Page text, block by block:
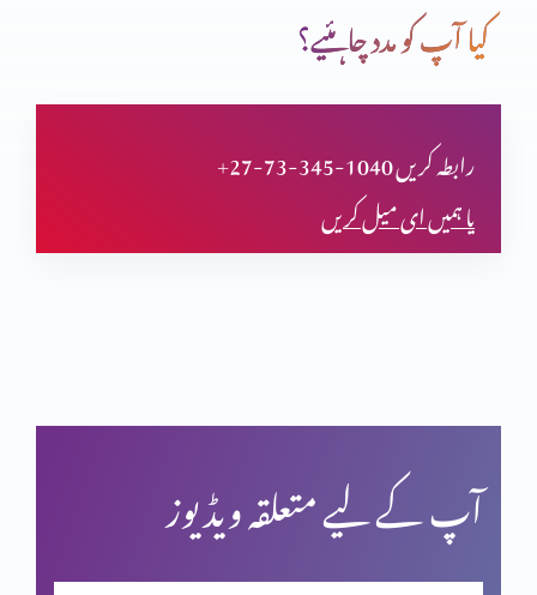
تجسم المسیح پر اعتراض
قیامت المسیح پر ایمان
فردوسِ مجسم
کیا آپ کو مدد چاہئیے؟
+27-73-345-1040 رابطہ کریں
یا ہمیں ای میل کریں
آپ کے لیے متعلقہ ویڈیوز